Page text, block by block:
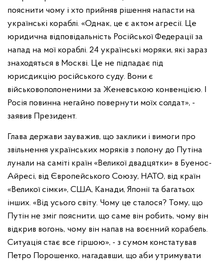
пояснити чому і хто прийняв рішення напасти на
українські кораблі. «Однак, це є актом агресії. Це
юридична відповідальність Російської Федерації за
напад на мої кораблі. 24 українські моряки, які зараз
знаходяться в Москві. Це не підпадає під
юрисдикцію російського суду. Вони є
військовополоненими за Женевською конвенцією. І
Росія повинна негайно повернути моїх солдат», -
заявив Президент.
Глава держави зауважив, що заклики і вимоги про
звільнення українських моряків з полону до Путіна
лунали на саміті країн «Великої двадцятки» в Буенос-
Айресі, від Європейського Союзу, НАТО, від країн
«Великої сімки», США, Канади, Японії та багатьох
інших. «Від усього світу. Чому це сталося? Тому, що
Путін не зміг пояснити, що саме він робить, чому він
відкрив вогонь, чому він напав на воєнний корабель.
Ситуація стає все гіршою», - з сумом констатував
Петро Порошенко, нагадавши, що аби утримувати